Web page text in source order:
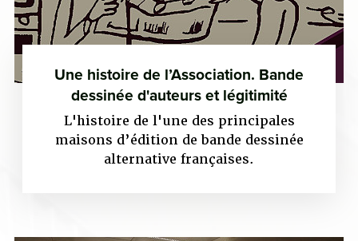
Une histoire de l’Association. Bande
dessinée d'auteurs et légitimité
L'histoire de l'une des principales
maisons d’édition de bande dessinée
alternative françaises.